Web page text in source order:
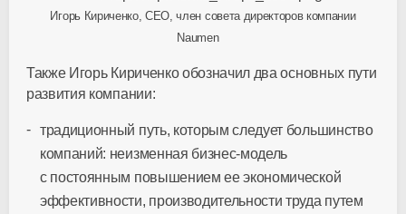
Игорь Кириченко, CEO, член совета директоров компании
Naumen
Также Игорь Кириченко обозначил два основных пути
развития компании:
традиционный путь, которым следует большинство
компаний: неизменная бизнес-модель
с постоянным повышением ее экономической
эффективности, производительности труда путем